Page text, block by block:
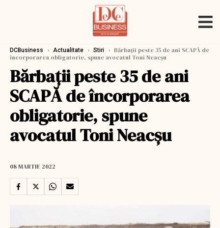
DCBusiness › Actualitate › Stiri › Bărbații peste 35 de ani SCAPĂ de
încorporarea obligatorie, spune avocatul Toni Neacșu
Bărbații peste 35 de ani
SCAPĂ de încorporarea
obligatorie, spune
avocatul Toni Neacșu
08 MARTIE 2022